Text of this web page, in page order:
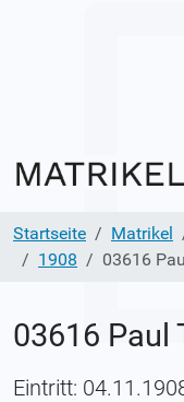
Startseite Matrikel
1908
03616
03616 Paul
Eintritt: